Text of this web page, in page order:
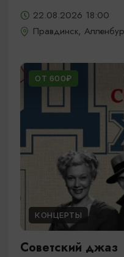
22.08.2026 18:00
Правдинск,
ОТ 600₽
КОНЦЕРТЫ
Советский джаз